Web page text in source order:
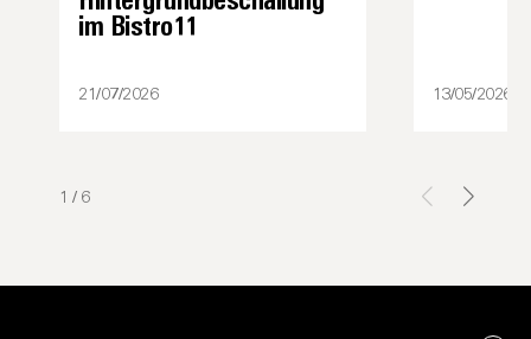
im Bistro11
21/07/2026 13/05/2026
1 / 6